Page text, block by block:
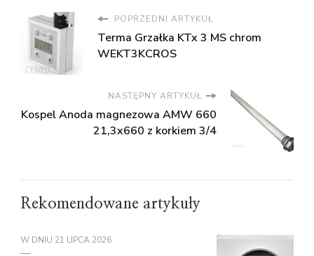
POPRZEDNI ARTYKUŁ
Terma Grzałka KTx 3 MS chrom
WEKT3KCROS
NASTĘPNY ARTYKUŁ
Kospel Anoda magnezowa AMW 660
21,3x660 z korkiem 3/4
Rekomendowane artykuły
W DNIU 21 LIPCA 2026